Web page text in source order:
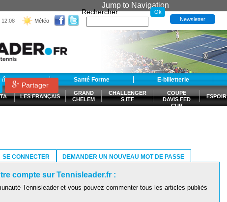
Jump to Navigation
12:08 Météo
Rechercher
Newsletter
Santé Forme E-billetterie
LES FRANÇAIS
GRAND
CHELEM
CHALLENGER
S ITF
COUPE
DAVIS FED
CUP
ESPOIR
Partager
SE CONNECTER DEMANDER UN NOUVEAU MOT DE PASSE
compte sur Tennisleader.fr :
Tennisleader et vous pouvez commenter tous les articles publiés